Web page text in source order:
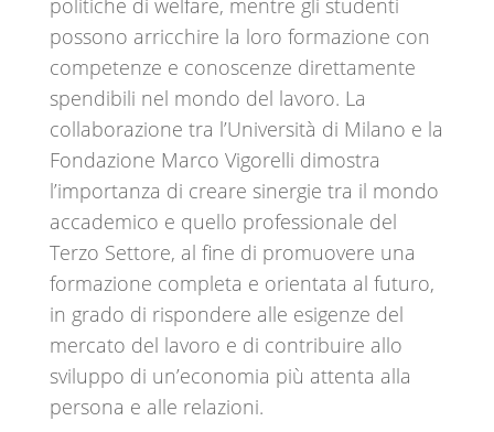
politiche di welfare, mentre gli studenti
possono arricchire la loro formazione con
competenze e conoscenze direttamente
spendibili nel mondo del lavoro. La
collaborazione tra l’Università di Milano e la
Fondazione Marco Vigorelli dimostra
l’importanza di creare sinergie tra il mondo
accademico e quello professionale del
Terzo Settore, al fine di promuovere una
formazione completa e orientata al futuro,
in grado di rispondere alle esigenze del
mercato del lavoro e di contribuire allo
sviluppo di un’economia più attenta alla
persona e alle relazioni.